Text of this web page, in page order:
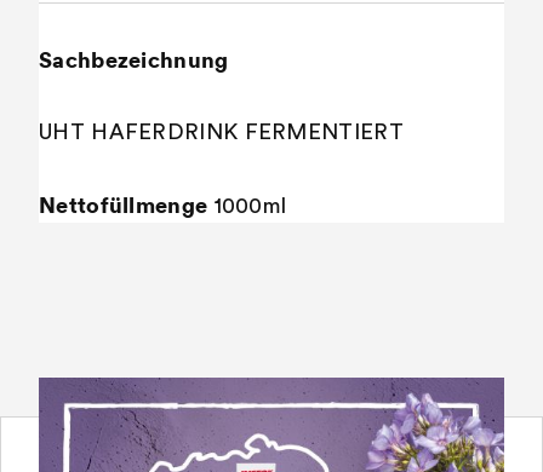
Sachbezeichnung
UHT HAFERDRINK FERMENTIERT
Nettofüllmenge 1000ml